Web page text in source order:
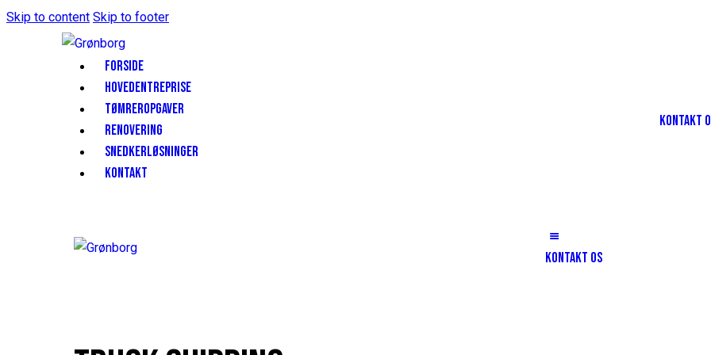
Skip to content Skip to footer
FORSIDE
HOVEDENTREPRISE
TØMREROPGAVER
RENOVERING
SNEDKERLØSNINGER
KONTAKT
KONTAKT
KONTAKT OS